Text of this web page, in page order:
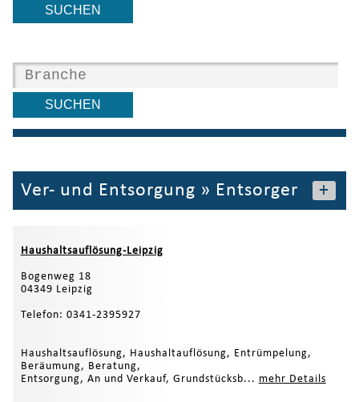
Ver- und Entsorgung » Entsorger +
Haushaltsauflösung-Leipzig
Bogenweg 18
04349 Leipzig
Telefon: 0341-2395927
Haushaltsauflösung, Haushaltauflösung, Entrümpelung,
Beräumung, Beratung,
Entsorgung, An und Verkauf, Grundstücksb... mehr Details